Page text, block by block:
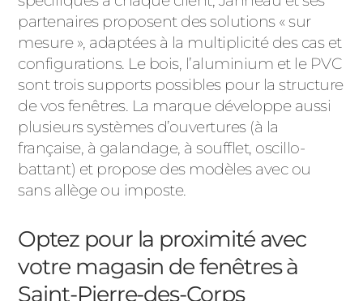
partenaires proposent des solutions « sur
mesure », adaptées à la multiplicité des cas et
configurations. Le bois, l’aluminium et le PVC
sont trois supports possibles pour la structure
de vos fenêtres. La marque développe aussi
plusieurs systèmes d’ouvertures (à la
française, à galandage, à soufflet, oscillo-
battant) et propose des modèles avec ou
sans allège ou imposte.
Optez pour la proximité avec
votre magasin de fenêtres à
Saint-Pierre-des-Corps